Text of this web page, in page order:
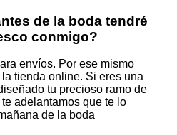
de la boda tendré
conmigo?
envíos. Por ese mismo
tienda online. Si eres una
tu precioso ramo de
adelantamos que te lo
de la boda